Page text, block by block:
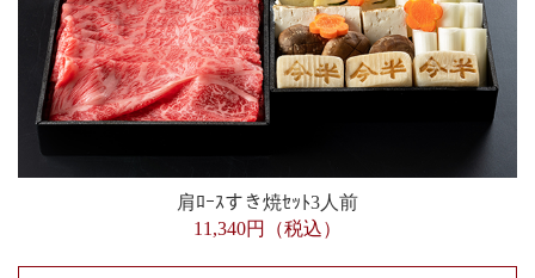
肩ﾛｰｽすき焼ｾｯﾄ3人前
11,340円（税込）